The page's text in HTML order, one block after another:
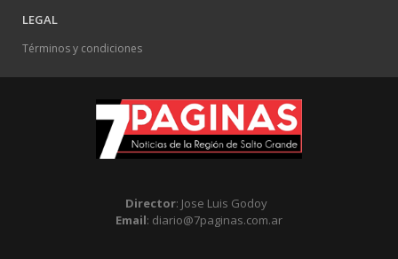
LEGAL
Términos y condiciones
Director: Jose Luis Godoy
Email: diario@7paginas.com.ar